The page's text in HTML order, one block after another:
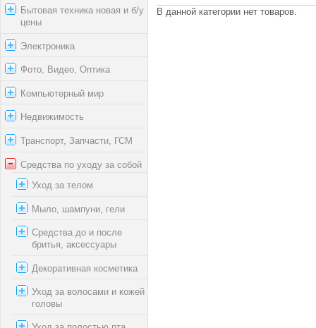
Бытовая техника новая и б/у
цены
Электроника
Фото, Видео, Оптика
Компьютерный мир
Недвижимость
Транспорт, Запчасти, ГСМ
Средства по уходу за собой
Уход за телом
Мыло, шампуни, гели
Средства до и после
бритья, аксессуары
Декоративная косметика
Уход за волосами и кожей
головы
В данной категории нет товаров.